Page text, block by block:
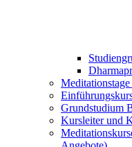
Grundstudium
Kursleiter und